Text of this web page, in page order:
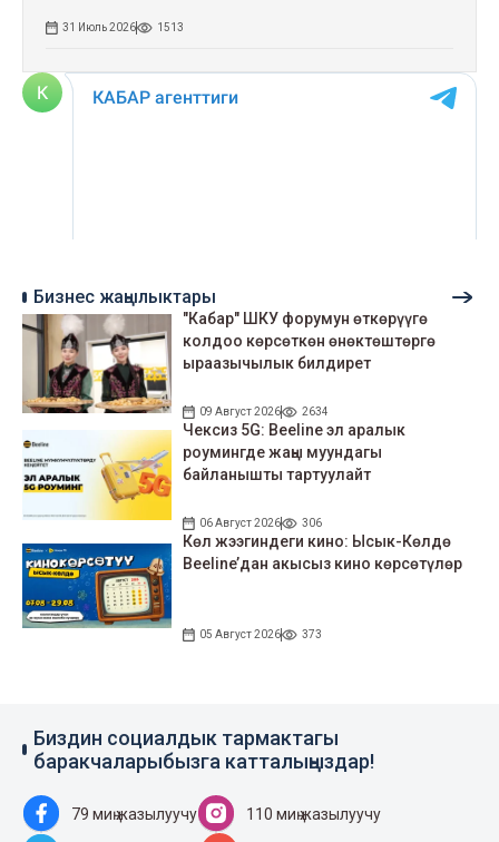
31 Июль 2026 1513
Бизнес жаңылыктары
"Кабар" ШКУ форумун өткөрүүгө
колдоо көрсөткөн өнөктөштөргө
ыраазычылык билдирет
09 Август 2026 2634
Чексиз 5G: Beeline эл аралык
роумингде жаңы муундагы
байланышты тартуулайт
06 Август 2026 306
Көл жээгиндеги кино: Ысык-Көлдө
Beeline’дан акысыз кино көрсөтүлөр
05 Август 2026 373
Биздин социалдык тармактагы
баракчаларыбызга катталыңыздар!
79 миң жазылуучу 110 миң жазылуучу